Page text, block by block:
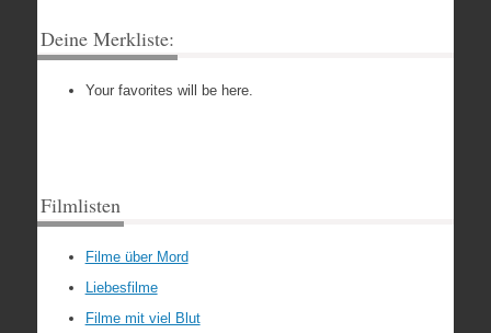
Deine Merkliste:
Your favorites will be here.
Filmlisten
Filme über Mord
Liebesfilme
Filme mit viel Blut